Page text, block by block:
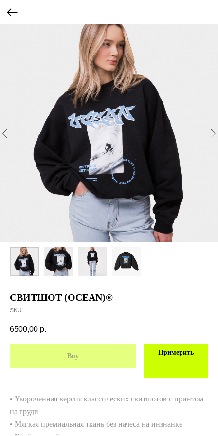
СВИТШОТ (OCEAN)®
SKU:
6500,00 р.
Buy Примерить
• Укороченная версия классических свитшотов с принтом
на груди
• Мягкая премиальная ткань без начеса на инзнанке